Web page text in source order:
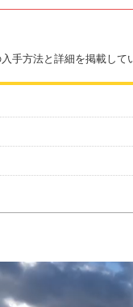
手方法と詳細を掲載して